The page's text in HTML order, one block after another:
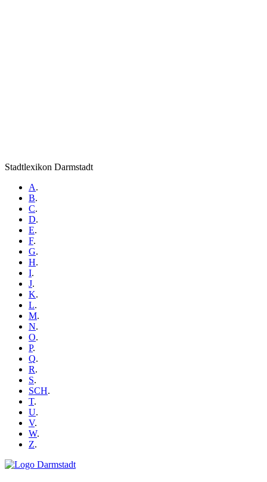
Stadtlexikon Darmstadt
A.
B.
C.
D.
E.
F.
G.
H.
I.
J.
K.
L.
M.
N.
O.
P.
Q.
R.
S.
SCH.
T.
U.
V.
W.
Z.